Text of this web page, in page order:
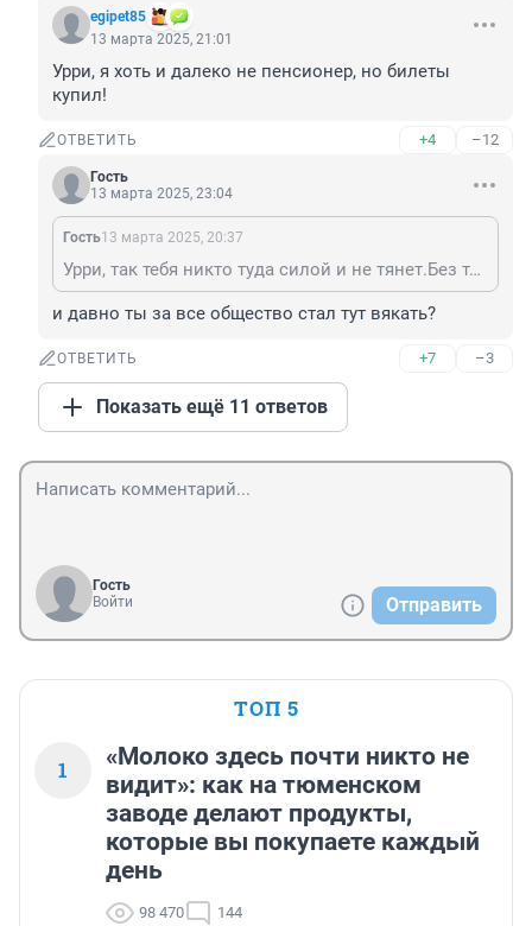
egipet85
13 марта 2025, 21:01
Урри, я хоть и далеко не пенсионер, но билеты
купил!
ОТВЕТИТЬ +4 –12
Гость
13 марта 2025, 23:04
Гость13 марта 2025, 20:37
Урри, так тебя никто туда силой и не тянет.Без тебя лучше обществу
и давно ты за все общество стал тут вякать?
ОТВЕТИТЬ +7 –3
Показать ещё 11 ответов
Гость
Войти
Отправить
ТОП 5
1
«Молоко здесь почти никто не
видит»: как на тюменском
заводе делают продукты,
которые вы покупаете каждый
день
98 470 144